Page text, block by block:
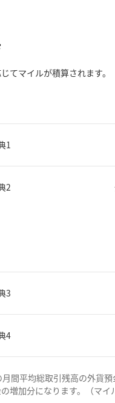
てマイルが積算されます。
1
2
3
4
間平均総取引残高の外貨
増加分になります。（マ